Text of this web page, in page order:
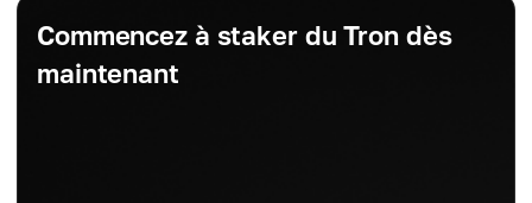
Commencez à staker du Tron dès
maintenant